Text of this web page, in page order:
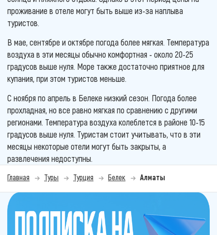
проживание в отеле могут быть выше из-за наплыва
туристов.
В мае, сентябре и октябре погода более мягкая. Температура
воздуха в эти месяцы обычно комфортная - около 20-25
градусов выше нуля. Море также достаточно приятное для
купания, при этом туристов меньше.
С ноября по апрель в Белеке низкий сезон. Погода более
прохладная, но все равно мягкая по сравнению с другими
регионами. Температура воздуха колеблется в районе 10-15
градусов выше нуля. Туристам стоит учитывать, что в эти
месяцы некоторые отели могут быть закрыты, а
развлечения недоступны.
Главная Туры Турция Белек Алматы